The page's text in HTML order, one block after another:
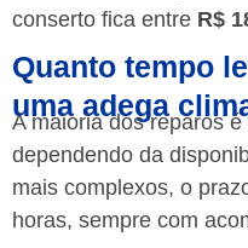
conserto fica entre R$
Quanto tempo
uma adega
A maioria dos reparos
dependendo da
mais complexos, o
horas, sempre com